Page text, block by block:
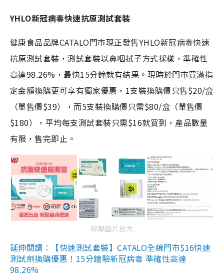
YHLO新冠病毒快速抗原測試套裝
健康食品品牌CATALO門市現正發售YHLO新冠病毒快速
抗原測試套裝，測試套裝以鼻咽拭子方式採樣，準確性
高達98.26%，最快15分鐘就有結果。現時於門市買滿指
定金額換購更可享有獨家優惠，1支裝換購價只售$20/盒
（單售價$39），而5支裝換購價只需$80/盒（單售價
$180），平均每支測試套裝只需$16就買到，產品數量
有限，售完即止。
點擊圖片放大
延伸閱讀：【快速測試套裝】CATALO全線門市$16快速
測試劑換購優惠！15分鐘驗新冠病毒 準確性高達
98.26%